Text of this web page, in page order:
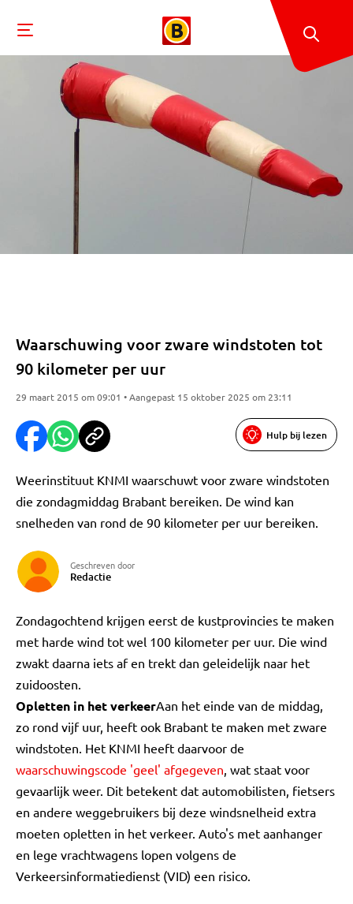
Waarschuwing voor zware windstoten tot
90 kilometer per uur
29 maart 2015 om 09:01 • Aangepast 15 oktober 2025 om 23:11
Hulp bij lezen
Weerinstituut KNMI waarschuwt voor zware windstoten
die zondagmiddag Brabant bereiken. De wind kan
snelheden van rond de 90 kilometer per uur bereiken.
Geschreven door
Redactie
Zondagochtend krijgen eerst de kustprovincies te maken
met harde wind tot wel 100 kilometer per uur. Die wind
zwakt daarna iets af en trekt dan geleidelijk naar het
zuidoosten.
Opletten in het verkeerAan het einde van de middag,
zo rond vijf uur, heeft ook Brabant te maken met zware
windstoten. Het KNMI heeft daarvoor de
waarschuwingscode 'geel' afgegeven, wat staat voor
gevaarlijk weer. Dit betekent dat automobilisten, fietsers
en andere weggebruikers bij deze windsnelheid extra
moeten opletten in het verkeer. Auto's met aanhanger
en lege vrachtwagens lopen volgens de
Verkeersinformatiedienst (VID) een risico.